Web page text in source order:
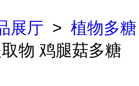
展厅 > 植物多糖
物 鸡腿菇多糖